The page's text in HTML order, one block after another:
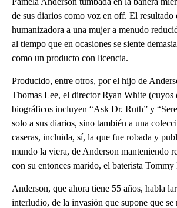
de sus diarios como voz en off. El resultado
humanizadora a una mujer a menudo
al tiempo que en ocasiones se siente
como un producto con licencia.
Producido, entre otros, por el hijo de
Thomas Lee, el director Ryan White (cuyos
biográficos incluyen “Ask Dr. Ruth” y
solo a sus diarios, sino también a una
caseras, incluida, sí, la que fue robada y
mundo la viera, de Anderson manteniendo
con su entonces marido, el baterista Tommy
Anderson, que ahora tiene 55 años, habla
interludio, de la invasión que supone que se